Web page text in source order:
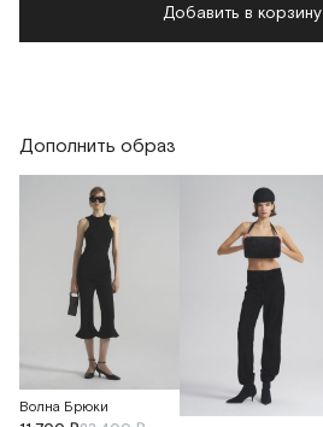
Длина рукава
Добавить в корзину
Дополнить образ
Волна Брюки